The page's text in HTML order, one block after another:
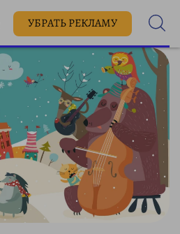
УБРАТЬ РЕКЛАМУ